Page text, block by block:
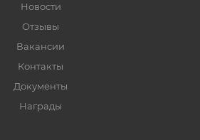
Новости
Отзывы
Вакансии
Контакты
Документы
Награды